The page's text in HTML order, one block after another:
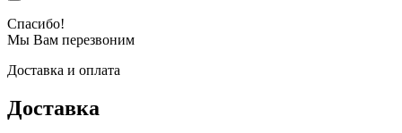
Спасибо!
Мы Вам перезвоним
Доставка и оплата
Доставка